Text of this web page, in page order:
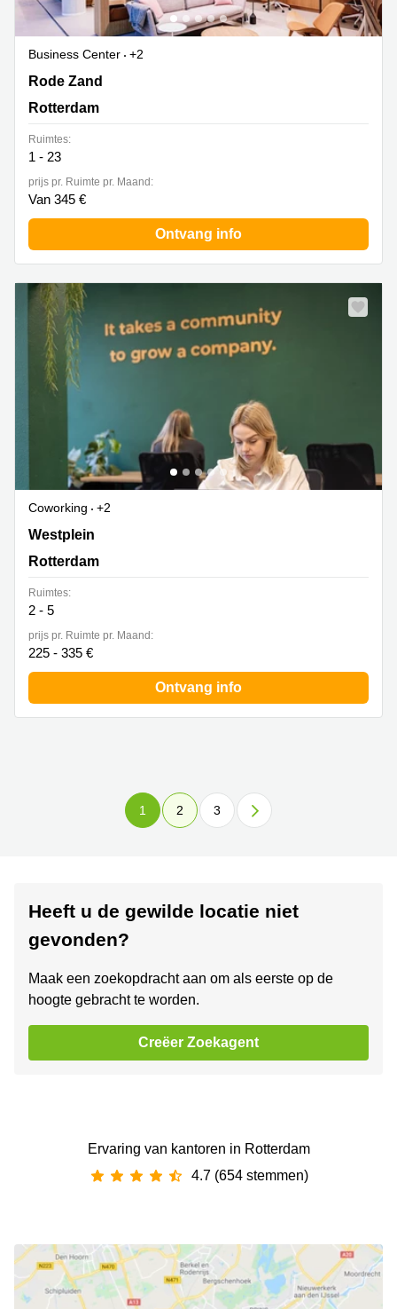
Business Center
+2
Rode Zand 80,4th Floor, Rotterdam
Rode Zand
Rotterdam
Ruimtes:
1 - 23
prijs pr. Ruimte pr. Maand:
Van 345 €
Ontvang info
Coworking
+2
Westplein 12, Rotterdam
Westplein
Rotterdam
Ruimtes:
2 - 5
prijs pr. Ruimte pr. Maand:
225 - 335 €
Ontvang info
1 2 3
Heeft u de gewilde locatie niet
gevonden?
Maak een zoekopdracht aan om als eerste op de
hoogte gebracht te worden.
Creëer Zoekagent
Ervaring van ‪kantoren‬ in Rotterdam
4.7 (654 stemmen)